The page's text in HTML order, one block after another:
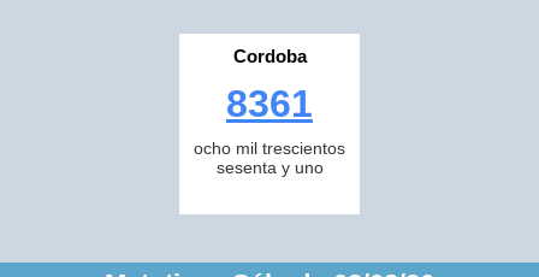
Cordoba
8361
ocho mil trescientos
sesenta y uno